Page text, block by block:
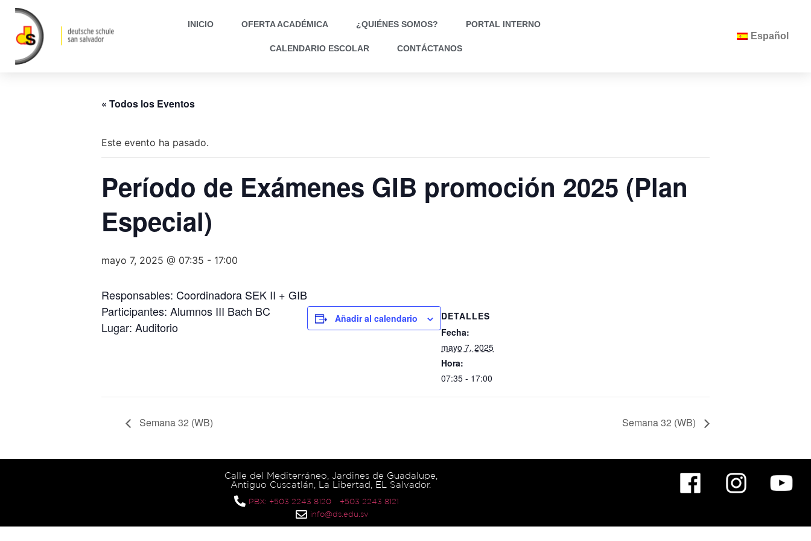
INICIO OFERTA ACADÉMICA ¿QUIÉNES SOMOS? PORTAL INTERNO
CALENDARIO ESCOLAR CONTÁCTANOS
Español
« Todos los Eventos
Este evento ha pasado.
Período de Exámenes GIB promoción 2025 (Plan
Especial)
mayo 7, 2025 @ 07:35 - 17:00
Responsables: Coordinadora SEK II + GIB
Participantes: Alumnos III Bach BC
Lugar: Auditorio
Añadir al calendario
DETALLES
Fecha:
mayo 7, 2025
Hora:
07:35 - 17:00
Semana 32 (WB) Semana 32 (WB)
Calle del Mediterráneo, Jardines de Guadalupe,
Antiguo Cuscatlán, La Libertad, EL Salvador.
PBX: +503 2243 8120
+503 2243 8121
info@ds.edu.sv